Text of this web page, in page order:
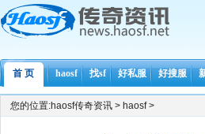
首 页 haosf 找sf 好私服 好搜服
您的位置:haosf传奇资讯 > haosf>